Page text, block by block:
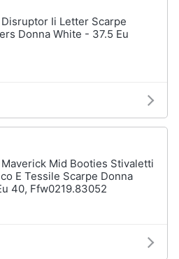
Ii Letter Scarpe
Donna White - 37.5 Eu
Mid Booties Stivaletti
E Tessile Scarpe Donna
40, Ffw0219.83052